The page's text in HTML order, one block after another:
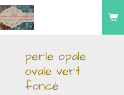
perle opale
ovale vert
foncé